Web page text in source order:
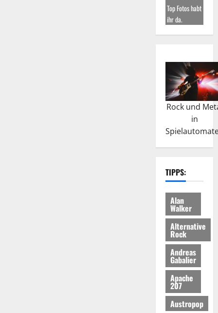
Top Fotos habt
ihr da.
Rock und
in
TIPPS:
Alan
Walker
Alternative
Rock
Andreas
Gabalier
Apache
207
Austropop